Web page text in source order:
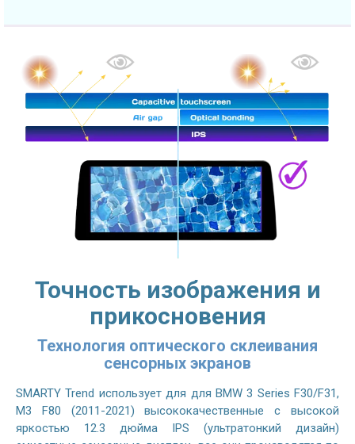
Точность изображения и
прикосновения
Технология оптического склеивания
сенсорных экранов
SMARTY Trend использует для для BMW 3 Series F30/F31,
M3 F80 (2011-2021) высококачественные с высокой
яркостью 12.3 дюйма IPS (ультратонкий дизайн)